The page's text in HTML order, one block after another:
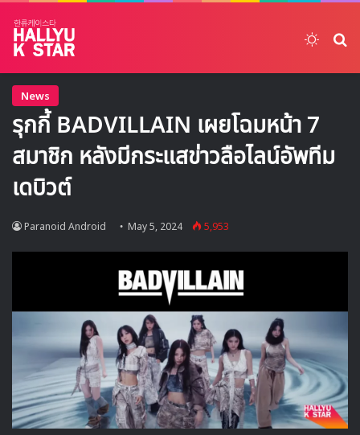
News
รุกกี้ BADVILLAIN เผยโฉมหน้า 7
สมาชิก หลังมีกระแสข่าวลือไลน์อัพทีม
เดบิวต์
Paranoid Android May 5, 2024 5,953